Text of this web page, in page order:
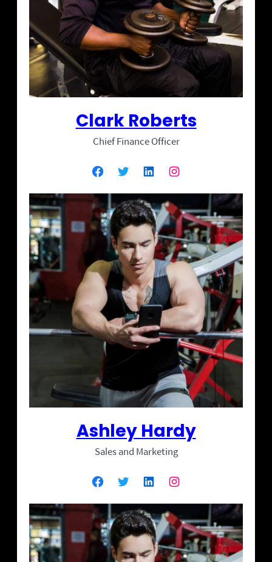
Clark Roberts
Chief Finance Officer
Facebook Twitter LinkedIn Instagram
Ashley Hardy
Sales and Marketing
Facebook Twitter LinkedIn Instagram